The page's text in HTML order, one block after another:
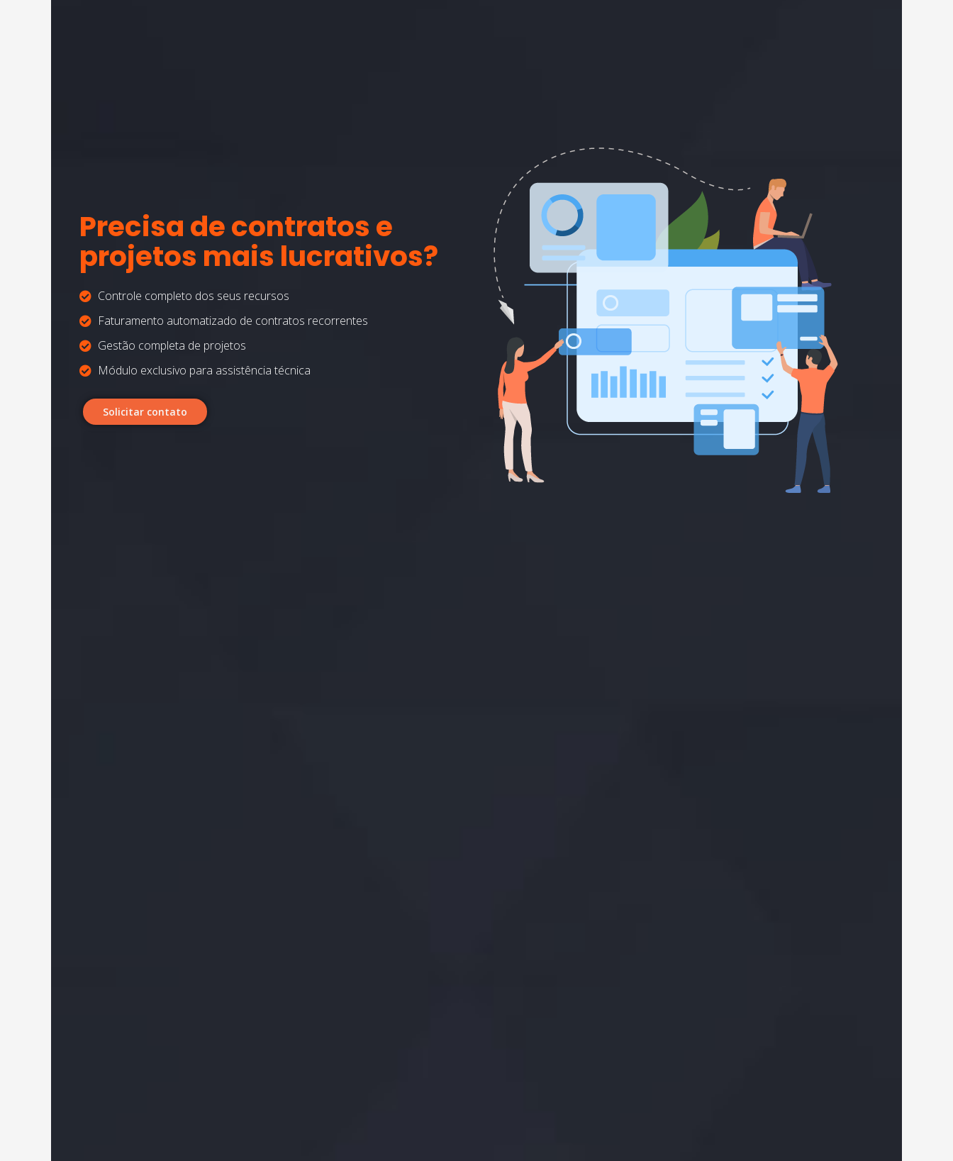
Precisa de contratos e
projetos mais lucrativos?
Controle completo dos seus recursos
Faturamento automatizado de contratos recorrentes
Gestão completa de projetos
Módulo exclusivo para assistência técnica
Solicitar contato